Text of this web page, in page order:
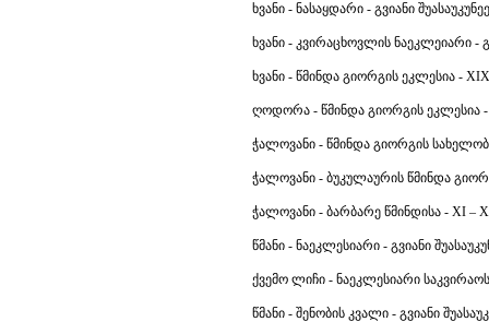
ხვანი - ნასაყდარი - გვიანი
ხვანი - კვირაცხოვლის ნაეკლეიარი -
ხვანი - წმინდა გიორგის ეკლესია -
ღოდორა - წმინდა გიორგის ეკლესია -
ჭალოვანი - წმინდა გიორგის
ჭალოვანი - ბუკულაურის წმინდა
ჭალოვანი - ბარბარე წმინდისა - XI –
წმანი - ნაეკლესიარი - გვიანი
ქვემო ლიჩი - ნაეკლესიარი
წმანი - შენობის კვალი - გვიანი